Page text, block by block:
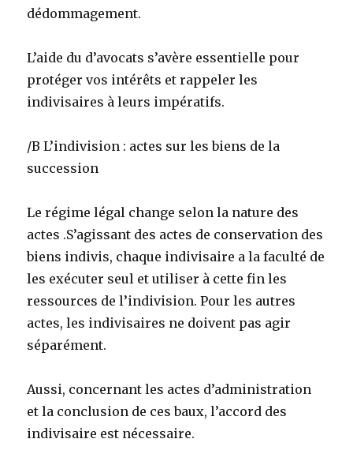
dédommagement.
L’aide du d’avocats s’avère essentielle pour
protéger vos intérêts et rappeler les
indivisaires à leurs impératifs.
/B L’indivision : actes sur les biens de la
succession
Le régime légal change selon la nature des
actes .S’agissant des actes de conservation des
biens indivis, chaque indivisaire a la faculté de
les exécuter seul et utiliser à cette fin les
ressources de l’indivision. Pour les autres
actes, les indivisaires ne doivent pas agir
séparément.
Aussi, concernant les actes d’administration
et la conclusion de ces baux, l’accord des
indivisaire est nécessaire.